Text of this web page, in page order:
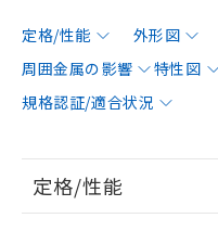
定格/性能 外形図
周囲金属の影響
特性図
規格認証/適合状況
定格/性能